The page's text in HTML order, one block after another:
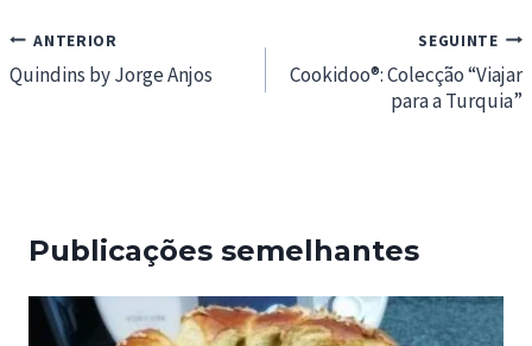
Navegação
de
ANTERIOR
Quindins by Jorge Anjos
SEGUINTE
Cookidoo®: Colecção “Viajar
para a Turquia”
Publicações semelhantes